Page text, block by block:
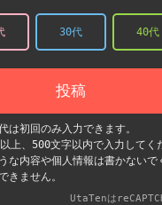
30代 40代
投稿
初回のみ入力できます。
上、500文字以内で入力してく
内容や個人情報は書かないで
きません。
UtaTenは